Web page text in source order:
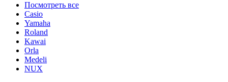
Посмотреть все
Casio
Yamaha
Roland
Kawai
Orla
Medeli
NUX